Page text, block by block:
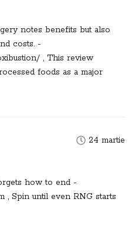
notes benefits but also
costs. -
, This review
foods as a major
24 martie
how to end -
, Spin until even RNG starts